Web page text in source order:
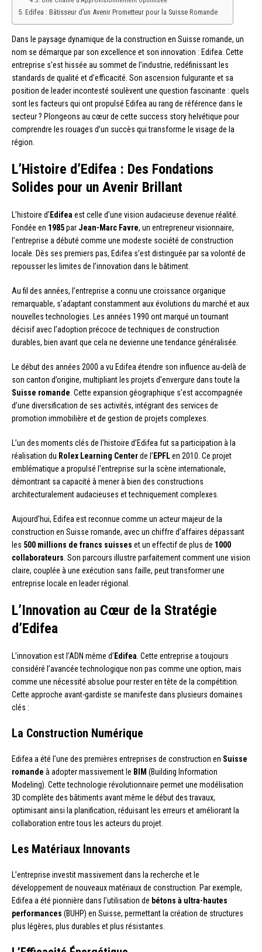
Edifea : Bâtisseur d’un Avenir Prometteur pour la Suisse Romande
Dans le paysage dynamique de la construction en Suisse romande, un
nom se démarque par son excellence et son innovation : Edifea. Cette
entreprise s’est hissée au sommet de l’industrie, redéfinissant les
standards de qualité et d’efficacité. Son ascension fulgurante et sa
position de leader incontesté soulèvent une question fascinante : quels
sont les facteurs qui ont propulsé Edifea au rang de référence dans le
secteur ? Plongeons au cœur de cette success story helvétique pour
comprendre les rouages d’un succès qui transforme le visage de la
région.
L’Histoire d’Edifea : Des Fondations
Solides pour un Avenir Brillant
L’histoire d’Edifea est celle d’une vision audacieuse devenue réalité.
Fondée en 1985par Jean-Marc Favre, un entrepreneur visionnaire,
l’entreprise a débuté comme une modeste société de construction
locale. Dès ses premiers pas, Edifea s’est distinguée par sa volonté de
repousser les limites de l’innovation dans le bâtiment.
Au fil des années, l’entreprise a connu une croissance organique
remarquable, s’adaptant constamment aux évolutions du marché et aux
nouvelles technologies. Les années 1990 ont marqué un tournant
décisif avec l’adoption précoce de techniques de construction
durables, bien avant que cela ne devienne une tendance généralisée.
Le début des années 2000 a vu Edifea étendre son influence au-delà de
son canton d’origine, multipliant les projets d’envergure dans toute la
Suisse romande . Cette expansion géographique s’est accompagnée
d’une diversification de ses activités, intégrant des services de
promotion immobilière et de gestion de projets complexes.
L’un des moments clés de l’histoire d’Edifea fut sa participation à la
réalisation du Rolex Learning Centerde l’EPFLen 2010. Ce projet
emblématique a propulsé l’entreprise sur la scène internationale,
démontrant sa capacité à mener à bien des constructions
architecturalement audacieuses et techniquement complexes.
Aujourd’hui, Edifea est reconnue comme un acteur majeur de la
construction en Suisse romande, avec un chiffre d’affaires dépassant
les 500 millions de francs suisses et un effectif de plus de 1000
collaborateurs . Son parcours illustre parfaitement comment une vision
claire, couplée à une exécution sans faille, peut transformer une
entreprise locale en leader régional.
L’Innovation au Cœur de la Stratégie
d’Edifea
L’innovation est l’ADN même d’Edifea . Cette entreprise a toujours
considéré l’avancée technologique non pas comme une option, mais
comme une nécessité absolue pour rester en tête de la compétition.
Cette approche avant-gardiste se manifeste dans plusieurs domaines
clés :
La Construction Numérique
Edifea a été l’une des premières entreprises de construction en Suisse
romande à adopter massivement le BIM (Building Information
Modeling). Cette technologie révolutionnaire permet une modélisation
3D complète des bâtiments avant même le début des travaux,
optimisant ainsi la planification, réduisant les erreurs et améliorant la
collaboration entre tous les acteurs du projet.
Les Matériaux Innovants
L’entreprise investit massivement dans la recherche et le
développement de nouveaux matériaux de construction. Par exemple,
Edifea a été pionnière dans l’utilisation de bétons à ultra-hautes
performances (BUHP) en Suisse, permettant la création de structures
plus légères, plus durables et plus résistantes.